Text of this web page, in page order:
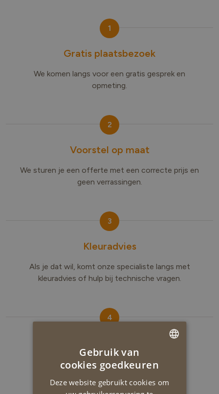
1
Gratis plaatsbezoek
We komen langs voor een gratis gesprek en
opmeting.
2
Voorstel op maat
We sturen je een offerte met een correcte prijs en
geen verrassingen.
3
Kleuradvies
Als je dat wil, komt onze specialiste langs met
kleuradvies of hulp bij technische vragen.
4
Ons immer vrolijk team gaat aan de slag.
Gebruik van
cookies goedkeuren
Deze website gebruikt cookies om